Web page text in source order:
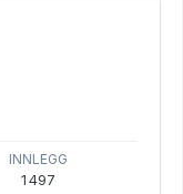
INNLEGG
1 497